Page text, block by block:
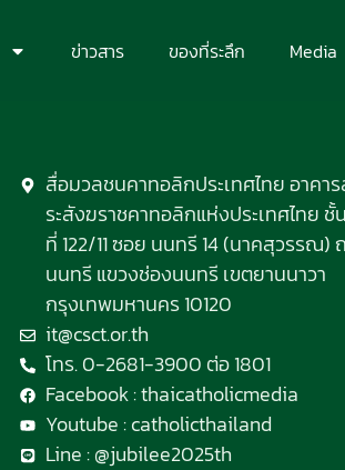
ข่าวสาร ของที่ระลึก Media
สื่อมวลชนคาทอลิกประเทศไทย อาคา
ระสังฆราชคาทอลิกแห่งประเทศไทย ชั้
ที่ 122/11 ซอย นนทรี 14 (นาคสุวรรณ)
นนทรี แขวงช่องนนทรี เขตยานนาวา
กรุงเทพมหานคร 10120
it@csct.or.th
โทร. 0-2681-3900 ต่อ 1801
Facebook : thaicatholicmedia
Youtube : catholicthailand
Line : @jubilee2025th